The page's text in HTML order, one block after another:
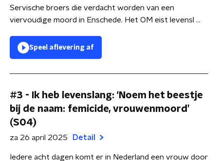
Servische broers die verdacht worden van een
viervoudige moord in Enschede. Het OM eist levensl ...
Speel aflevering af
#3 - Ik heb levenslang: ‘Noem het beestje
bij de naam: femicide, vrouwenmoord’
(S04)
za 26 april 2025 Detail
Iedere acht dagen komt er in Nederland een vrouw door